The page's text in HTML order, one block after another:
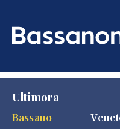
Ultimora
Bassano